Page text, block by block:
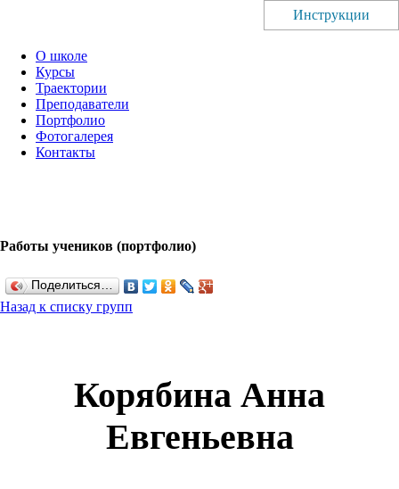
О школе
Курсы
Траектории
Преподаватели
Портфолио
Фотогалерея
Контакты
Работы учеников (портфолио)
Поделиться…
Назад к списку групп
Инструкции
Корябина Анна
Евгеньевна